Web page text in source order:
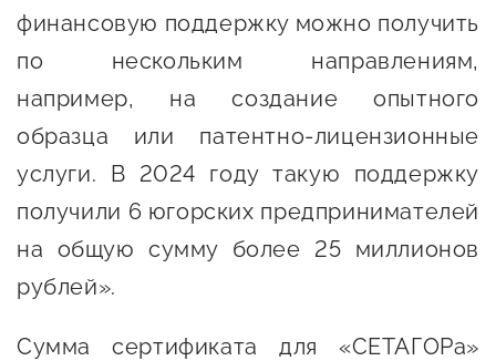
финансовую поддержку можно получить
по нескольким направлениям,
например, на создание опытного
образца или патентно-лицензионные
услуги. В 2024 году такую поддержку
получили 6 югорских предпринимателей
на общую сумму более 25 миллионов
рублей».
Сумма сертификата для «СЕТАГОРа»